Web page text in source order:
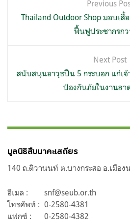
เรื่อง
Previous
Thailand Outdoor Shop มอบเสื้
ฟื้นฟูประชากรกว
Next Post
สนับสนุนอาวุธปืน 5 กระบอก แก่เ
ป้องกันภัยในงานลา
มูลนิธิสืบนาคะเสถียร
140 ถ.ติวานนท์ ต.บางกระสอ อ.เมือ
อีเมล :
snf@seub.or.th
โทรศัพท์ : 0-2580-4381
แฟกซ์ :
0-2580-4382